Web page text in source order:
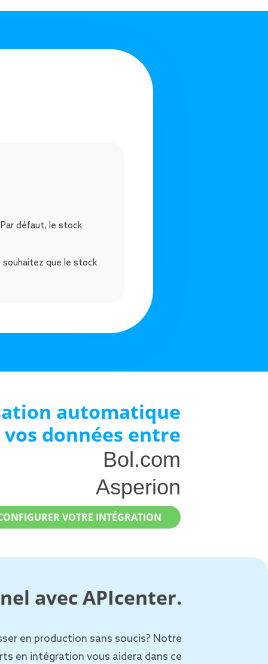
défaut, le stock
souhaitez que le stock
automatique
vos données entre
Bol.com
Asperion
VOTRE INTÉGRATION
avec APIcenter.
en production sans soucis? Notre
en intégration vous aidera dans ce